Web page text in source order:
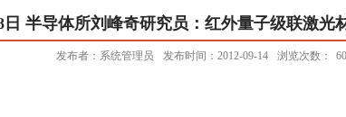
日 半导体所刘峰奇研究员：红外量子级联激光
发布者：系统管理员 发布时间：2012-09-14 浏览次数：